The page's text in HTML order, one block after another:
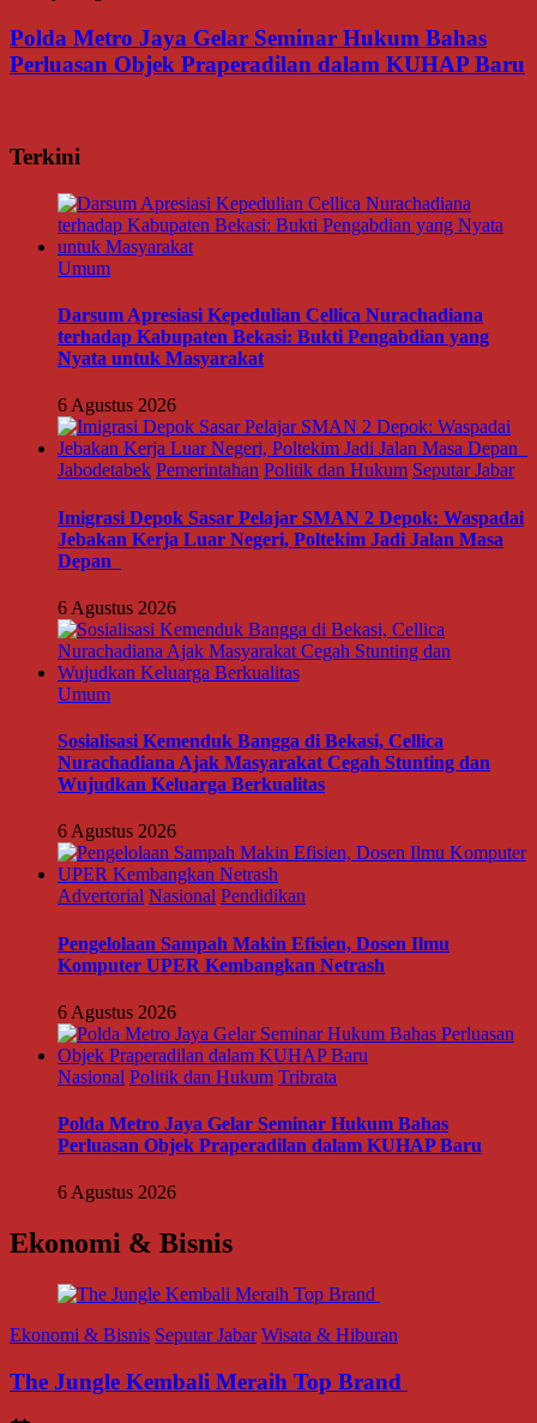
Polda Metro Jaya Gelar Seminar Hukum Bahas
Perluasan Objek Praperadilan dalam KUHAP Baru
Terkini
Umum
Darsum Apresiasi Kepedulian Cellica Nurachadiana
terhadap Kabupaten Bekasi: Bukti Pengabdian yang
Nyata untuk Masyarakat
6 Agustus 2026
Jabodetabek Pemerintahan Politik dan Hukum Seputar Jabar
Imigrasi Depok Sasar Pelajar SMAN 2 Depok: Waspadai
Jebakan Kerja Luar Negeri, Poltekim Jadi Jalan Masa
Depan
6 Agustus 2026
Umum
Sosialisasi Kemenduk Bangga di Bekasi, Cellica
Nurachadiana Ajak Masyarakat Cegah Stunting dan
Wujudkan Keluarga Berkualitas
6 Agustus 2026
Advertorial Nasional Pendidikan
Pengelolaan Sampah Makin Efisien, Dosen Ilmu
Komputer UPER Kembangkan Netrash
6 Agustus 2026
Nasional Politik dan Hukum Tribrata
Polda Metro Jaya Gelar Seminar Hukum Bahas
Perluasan Objek Praperadilan dalam KUHAP Baru
6 Agustus 2026
Ekonomi & Bisnis
Ekonomi & Bisnis Seputar Jabar Wisata & Hiburan
The Jungle Kembali Meraih Top Brand